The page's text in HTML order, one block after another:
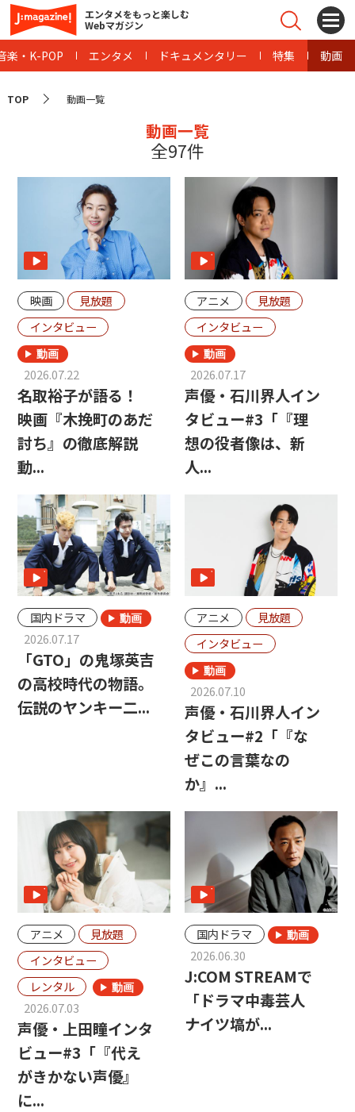
エンタメをもっと楽しむ
Webマガジン
楽・K-POP エンタメ ドキュメンタリー 特集 動画
TOP 動画一覧
動画一覧
全97件
映画
見放題
インタビュー
2026.07.22
名取裕子が語る！
映画『木挽町のあだ
討ち』の徹底解説
動...
アニメ
見放題
インタビュー
2026.07.17
声優・石川界人イン
タビュー#3「『理
想の役者像は、新
人...
国内ドラマ
2026.07.17
「GTO」の鬼塚英吉
の高校時代の物語。
伝説のヤンキー二...
アニメ
見放題
インタビュー
2026.07.10
声優・石川界人イン
タビュー#2「『な
ぜこの言葉なの
か』...
アニメ
見放題
インタビュー
レンタル
2026.07.03
声優・上田瞳インタ
ビュー#3「『代え
がきかない声優』
に...
国内ドラマ
2026.06.30
J:COM STREAMで
「ドラマ中毒芸人
ナイツ塙が...